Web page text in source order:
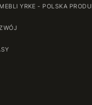
YRKE - POLSKA